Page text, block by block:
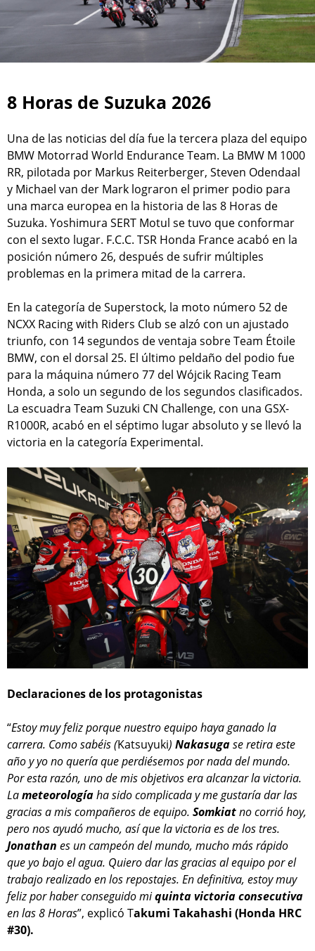
8 Horas de Suzuka 2026
Una de las noticias del día fue la tercera plaza del equipo
BMW Motorrad World Endurance Team. La BMW M 1000
RR, pilotada por Markus Reiterberger, Steven Odendaal
y Michael van der Mark lograron el primer podio para
una marca europea en la historia de las 8 Horas de
Suzuka. Yoshimura SERT Motul se tuvo que conformar
con el sexto lugar. F.C.C. TSR Honda France acabó en la
posición número 26, después de sufrir múltiples
problemas en la primera mitad de la carrera.
En la categoría de Superstock, la moto número 52 de
NCXX Racing with Riders Club se alzó con un ajustado
triunfo, con 14 segundos de ventaja sobre Team Étoile
BMW, con el dorsal 25. El último peldaño del podio fue
para la máquina número 77 del Wójcik Racing Team
Honda, a solo un segundo de los segundos clasificados.
La escuadra Team Suzuki CN Challenge, con una GSX-
R1000R, acabó en el séptimo lugar absoluto y se llevó la
victoria en la categoría Experimental.
Declaraciones de los protagonistas
“Estoy muy feliz porque nuestro equipo haya ganado la
carrera. Como sabéis (Katsuyuki) Nakasugase retira este
año y yo no quería que perdiésemos por nada del mundo.
Por esta razón, uno de mis objetivos era alcanzar la victoria.
Lameteorologíaha sido complicada y me gustaría dar las
gracias a mis compañeros de equipo. Somkiatno corrió hoy,
pero nos ayudó mucho, así que la victoria es de los tres.
Jonathan es un campeón del mundo, mucho más rápido
que yo bajo el agua. Quiero dar las gracias al equipo por el
trabajo realizado en los repostajes. En definitiva, estoy muy
feliz por haber conseguido miquintavictoriaconsecutiva
en las 8 Horas”, explicó Takumi Takahashi (Honda HRC
#30).